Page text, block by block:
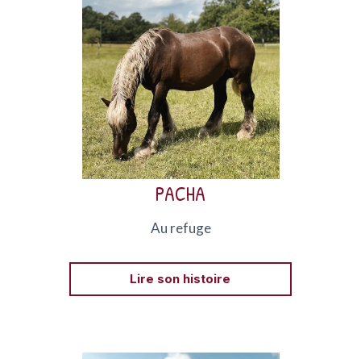
PACHA
Au refuge
Pacha est un majestueux étalon Comtois sauvé
en 2013 par le refuge de Darwyn.
Lire son histoire